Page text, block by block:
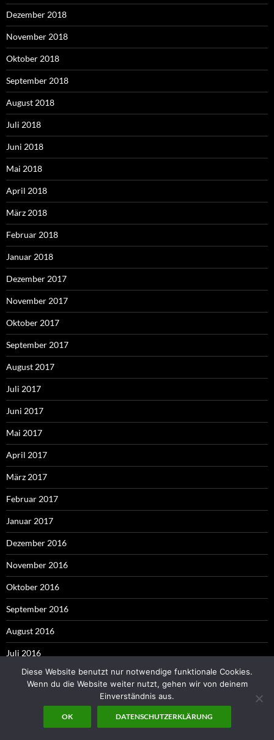
Dezember 2018
November 2018
Oktober 2018
September 2018
August 2018
Juli 2018
Juni 2018
Mai 2018
April 2018
März 2018
Februar 2018
Januar 2018
Dezember 2017
November 2017
Oktober 2017
September 2017
August 2017
Juli 2017
Juni 2017
Mai 2017
April 2017
März 2017
Februar 2017
Januar 2017
Dezember 2016
November 2016
Oktober 2016
September 2016
August 2016
Juli 2016
Juni 2016
Diese Website benutzt nur notwendige funktionale Cookies.
Wenn du die Website weiter nutzt, gehen wir von deinem
Einverständnis aus.
OK DATENSCHUTZERKLÄRUNG